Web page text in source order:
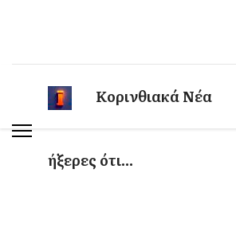
Κορινθιακά Νέα
ήξερες ότι...